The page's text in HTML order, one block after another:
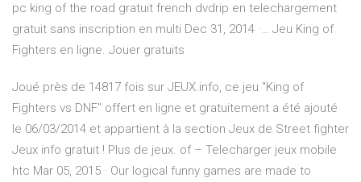
pc king of the road gratuit french dvdrip en telechargement
gratuit sans inscription en multi Dec 31, 2014 ·… Jeu King of
Fighters en ligne. Jouer gratuits
Joué près de 14817 fois sur JEUX.info, ce jeu "King of
Fighters vs DNF" offert en ligne et gratuitement a été ajouté
le 06/03/2014 et appartient à la section Jeux de Street fighter
Jeux info gratuit ! Plus de jeux. of – Telecharger jeux mobile
htc Mar 05, 2015 · Our logical funny games are made to